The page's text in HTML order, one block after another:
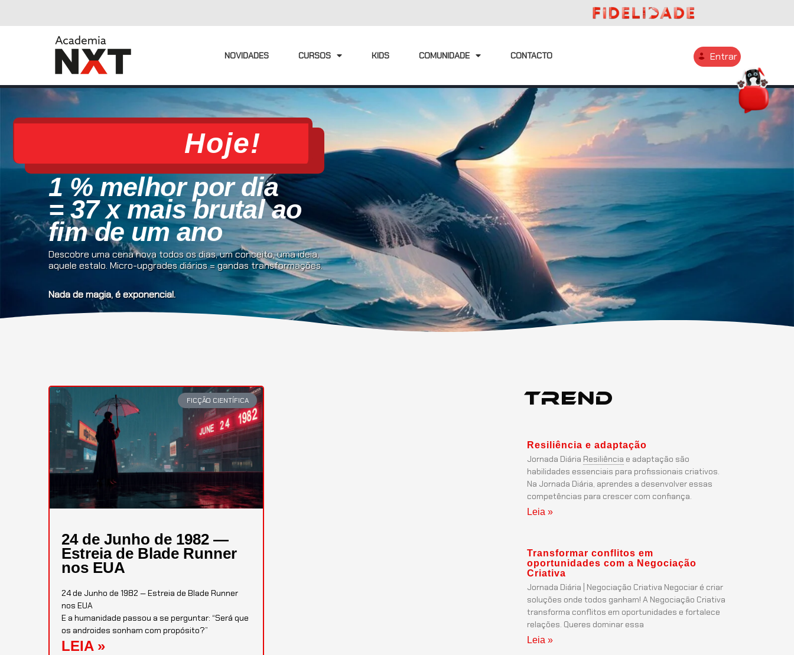
NOVIDADES CURSOS KIDS COMUNIDADE CONTACTO Entrar
Hoje!
1 % melhor por dia
= 37 x mais brutal ao
fim de um ano
Descobre uma cena nova todos os dias, um conceito, uma ideia,
aquele estalo. Micro-upgrades diários = gandas transformações.
Nada de magia, é exponencial.
FICÇÃO CIENTÍFICA
24 de Junho de 1982 —
Estreia de Blade Runner
nos EUA
24 de Junho de 1982 — Estreia de Blade Runner
nos EUA
E a humanidade passou a se perguntar: “Será que
os androides sonham com propósito?”
LEIA »
Trend
Resiliência e adaptação
Jornada Diária Resiliência e adaptação são
habilidades essenciais para profissionais criativos.
Na Jornada Diária, aprendes a desenvolver essas
competências para crescer com confiança.
Leia »
Transformar conflitos em
oportunidades com a Negociação
Criativa
Jornada Diária | Negociação Criativa Negociar é criar
soluções onde todos ganham! A Negociação Criativa
transforma conflitos em oportunidades e fortalece
relações. Queres dominar essa
Leia »